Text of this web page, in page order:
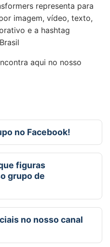
representa para
imagem, vídeo, texto,
e a hashtag
aqui no nosso
no Facebook!
figuras
grupo de
no nosso canal